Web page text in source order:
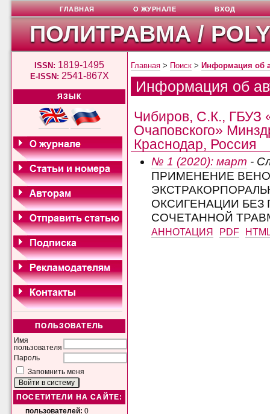
ПОЛИТРАВМА /
ISSN: 1819-1495
E-ISSN: 2541-867X
ЯЗЫК
ПОЛЬЗОВАТЕЛЬ
Имя
пользователя
Пароль
Запомнить меня
ПОСЕТИТЕЛИ НА САЙТЕ:
пользователей: 0
ГЛАВНАЯ О ЖУРНАЛЕ ВХОД
Главная > Поиск > Информация об
Информация об
Чибиров, С.К.,
Очаповского»
Краснодар, Россия
№ 1 (2020): март -
ПРИМЕНЕНИЕ
ОКСИГЕНАЦИИ БЕЗ
СОЧЕТАННОЙ
АННОТАЦИЯ PDF